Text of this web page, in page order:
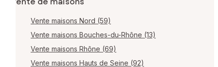
Vente maisons Nord (59)
Vente maisons Bouches-du-Rhône (13)
Vente maisons Rhône (69)
Vente maisons Hauts de Seine (92)